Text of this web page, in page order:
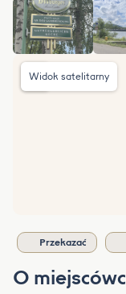
Widok satelitarny
Przekazać
O